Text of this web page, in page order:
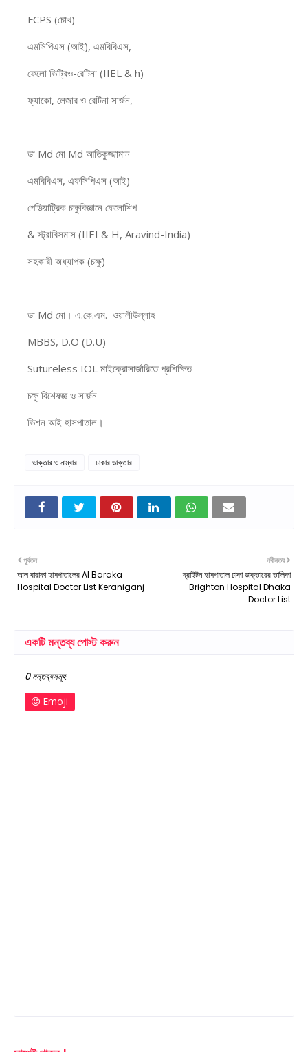
FCPS (চোখ)
এমসিপিএস (আই), এমবিবিএস,
ফেলো ভিট্রিও-রেটিনা (IIEL & h)
ফ্যাকো, লেজার ও রেটিনা সার্জন,
ডা Md মো Md আতিকুজ্জামান
এমবিবিএস, এফসিপিএস (আই)
পেডিয়াট্রিক চক্ষুবিজ্ঞানে ফেলোশিপ
& স্ট্রাবিসমাস (IIEI & H, Aravind-India)
সহকারী অধ্যাপক (চক্ষু)
ডা Md মো। এ.কে.এম. ওয়ালীউল্লাহ
MBBS, D.O (D.U)
Sutureless IOL মাইক্রোসার্জারিতে প্রশিক্ষিত
চক্ষু বিশেষজ্ঞ ও সার্জন
ভিশন আই হাসপাতাল।
ডাক্তার ও নাম্বার ঢাকার ডাক্তার
নবীনতর
ব্রাইটন হাসপাতাল ঢাকা ডাক্তারের তালিকা
Brighton Hospital Dhaka
Doctor List
পূর্বতন
আল বারাকা হাসপাতালের Al Baraka
Hospital Doctor List Keraniganj
একটি মন্তব্য পোস্ট করুন
0 মন্তব্যসমূহ
Emoji